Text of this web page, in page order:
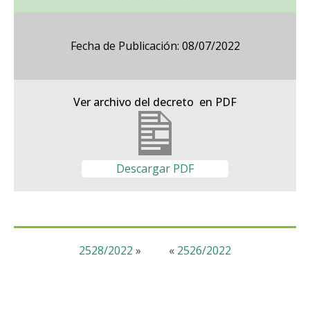
Fecha de Publicación: 08/07/2022
Ver archivo del decreto en PDF
Descargar PDF
« 2526/2022
2528/2022 »